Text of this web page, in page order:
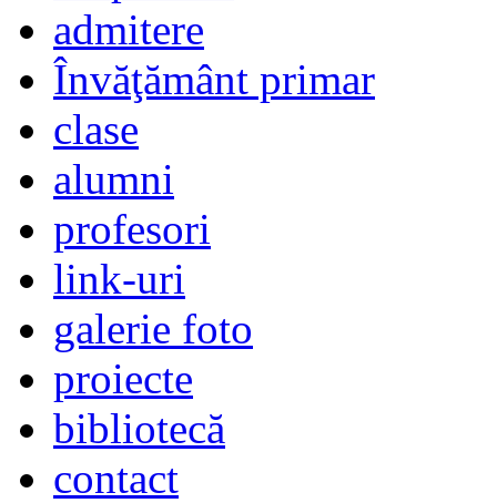
admitere
Învăţământ primar
clase
alumni
profesori
link-uri
galerie foto
proiecte
bibliotecă
contact